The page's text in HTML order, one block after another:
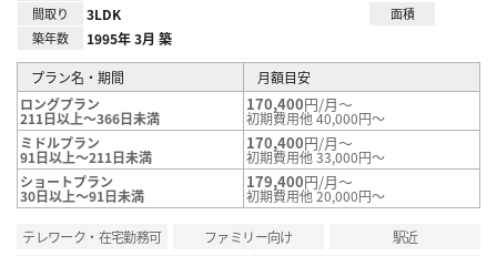
間取り 3LDK
面積
築年数
1995年 3月 築
プラン名・期間
月額目安
ロングプラン
211日以上～366日未満
170,400円/月～
初期費用他 40,000円～
ミドルプラン
91日以上～211日未満
170,400円/月～
初期費用他 33,000円～
ショートプラン
30日以上～91日未満
179,400円/月～
初期費用他 20,000円～
テレワーク・在宅勤務可 ファミリー向け
駅近